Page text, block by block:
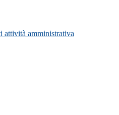
attività amministrativa